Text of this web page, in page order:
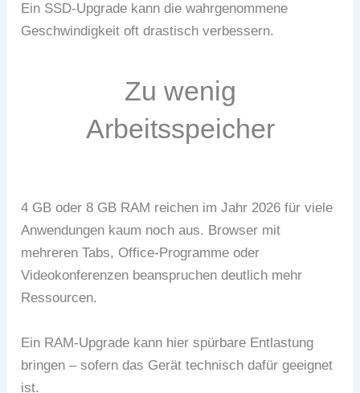
Ein SSD-Upgrade kann die wahrgenommene
Geschwindigkeit oft drastisch verbessern.
Zu wenig
Arbeitsspeicher
4 GB oder 8 GB RAM reichen im Jahr 2026 für viele
Anwendungen kaum noch aus. Browser mit
mehreren Tabs, Office-Programme oder
Videokonferenzen beanspruchen deutlich mehr
Ressourcen.
Ein RAM-Upgrade kann hier spürbare Entlastung
bringen – sofern das Gerät technisch dafür geeignet
ist.